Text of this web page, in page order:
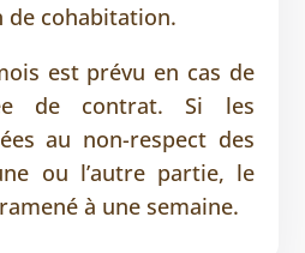
de cohabitation.
est prévu en cas de
de contrat. Si les
au non-respect des
ou l’autre partie, le
à une semaine.